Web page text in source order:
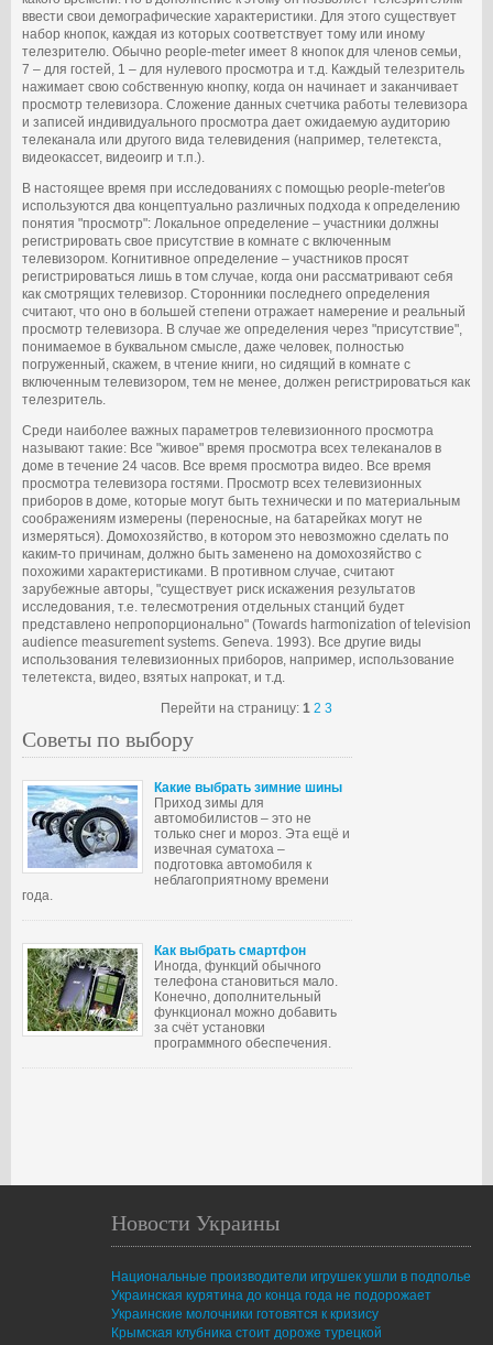
ввести свои демографические характеристики. Для этого существует
набор кнопок, каждая из которых соответствует тому или иному
телезрителю. Обычно people-meter имеет 8 кнопок для членов семьи,
7 – для гостей, 1 – для нулевого просмотра и т.д. Каждый телезритель
нажимает свою собственную кнопку, когда он начинает и заканчивает
просмотр телевизора. Сложение данных счетчика работы телевизора
и записей индивидуального просмотра дает ожидаемую аудиторию
телеканала или другого вида телевидения (например, телетекста,
видеокассет, видеоигр и т.п.).
В настоящее время при исследованиях с помощью people-meter'ов
используются два концептуально различных подхода к определению
понятия "просмотр": Локальное определение – участники должны
регистрировать свое присутствие в комнате с включенным
телевизором. Когнитивное определение – участников просят
регистрироваться лишь в том случае, когда они рассматривают себя
как смотрящих телевизор. Сторонники последнего определения
считают, что оно в большей степени отражает намерение и реальный
просмотр телевизора. В случае же определения через "присутствие",
понимаемое в буквальном смысле, даже человек, полностью
погруженный, скажем, в чтение книги, но сидящий в комнате с
включенным телевизором, тем не менее, должен регистрироваться как
телезритель.
Среди наиболее важных параметров телевизионного просмотра
называют такие: Все "живое" время просмотра всех телеканалов в
доме в течение 24 часов. Все время просмотра видео. Все время
просмотра телевизора гостями. Просмотр всех телевизионных
приборов в доме, которые могут быть технически и по материальным
соображениям измерены (переносные, на батарейках могут не
измеряться). Домохозяйство, в котором это невозможно сделать по
каким-то причинам, должно быть заменено на домохозяйство с
похожими характеристиками. В противном случае, считают
зарубежные авторы, "существует риск искажения результатов
исследования, т.е. телесмотрения отдельных станций будет
представлено непропорционально" (Towards harmonization of television
audience measurement systems. Geneva. 1993). Все другие виды
использования телевизионных приборов, например, использование
телетекста, видео, взятых напрокат, и т.д.
Перейти на страницу: 1 2 3
Советы по выбору
Какие выбрать зимние шины
Приход зимы для
автомобилистов – это не
только снег и мороз. Эта ещё и
извечная суматоха –
подготовка автомобиля к
неблагоприятному времени
года.
Как выбрать смартфон
Иногда, функций обычного
телефона становиться мало.
Конечно, дополнительный
функционал можно добавить
за счёт установки
программного обеспечения.
Новости Украины
Национальные производители игрушек ушли в подполье
Украинская курятина до конца года не подорожает
Украинские молочники готовятся к кризису
Крымская клубника стоит дороже турецкой